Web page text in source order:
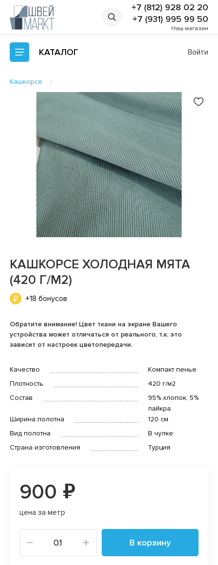
+7 (812) 928 02 20
+7 (931) 995 99 50
Наш магазин
КАТАЛОГ Войти
Кашкорсе
КАШКОРСЕ ХОЛОДНАЯ МЯТА
(420 Г/М2)
+18 бонусов
Обратите внимание! Цвет ткани на экране Вашего
устройства может отличаться от реального, т.к. это
зависит от настроек цветопередачи.
Качество
Компакт пенье
Плотность
420 г/м2
Состав
95% хлопок, 5%
лайкра
Ширина полотна
120 см
Вид полотна
В чулке
Страна изготовления
Турция
900 ₽
цена за метр
В корзину